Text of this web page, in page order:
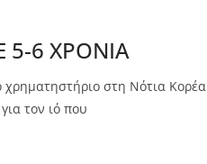
5-6 ΧΡΟΝΙΑ
στη Νότια Κορέα
τον ιό που